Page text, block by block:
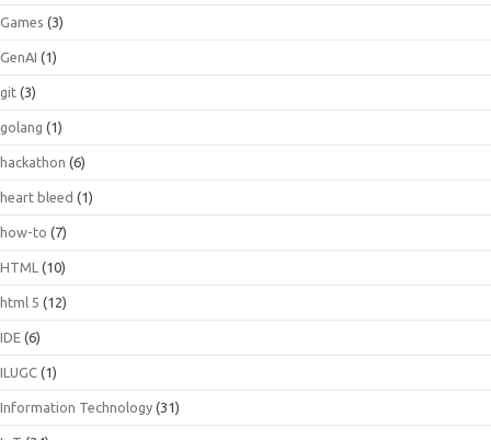
Games (3)
GenAI (1)
git (3)
golang (1)
hackathon (6)
heart bleed (1)
how-to (7)
HTML (10)
html 5 (12)
IDE (6)
ILUGC (1)
Information Technology (31)